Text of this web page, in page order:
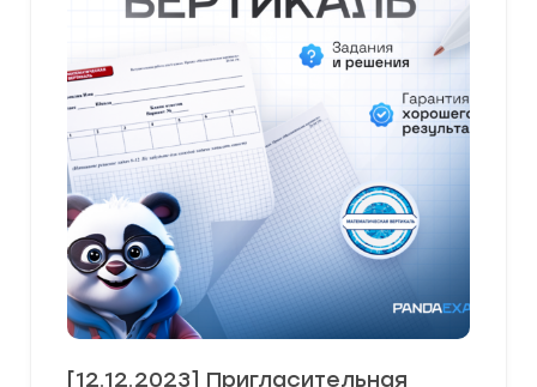
[12.12.2023] Пригласительная